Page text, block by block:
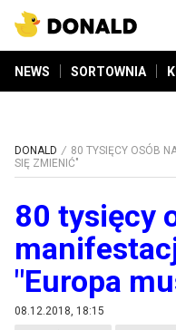
NEWS SORTOWNIA
DONALD
80 TYSIĘCY OSÓB
SIĘ ZMIENIĆ"
80 tysięcy
"Europa
08.12.2018, 18:15